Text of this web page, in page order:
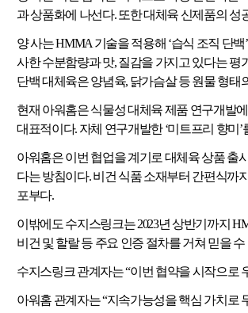
과 상품화에 나선다. 또한 대체육 신제품의 성
양 사는HMMA 기술을 적용해 ‘습식 조직 단백
사한 수분함량과 맛,질감을 가지고 있다는 평
단백 대체육은 양념육, 닭가슴살 등 원물 형태
현재 아워홈은 식물성 대체육 제품 연구개발
대표적이다. 자체 연구개발한‘미트프리 향미 ’
아워홈은 이번 협업을 계기로 대체육 상품 출
다는 방침이다.비건 식품 소재부터 간편식까
포부다.
이밖에도 수지스링크는2023년 상반기까지
비건 및 할랄 등 주요 인증 절차를 거쳐 믿을
수지스링크 관계자는“이번 협약을 시작으로
아워홈 관계자는“지속가능성을 핵심 가치로